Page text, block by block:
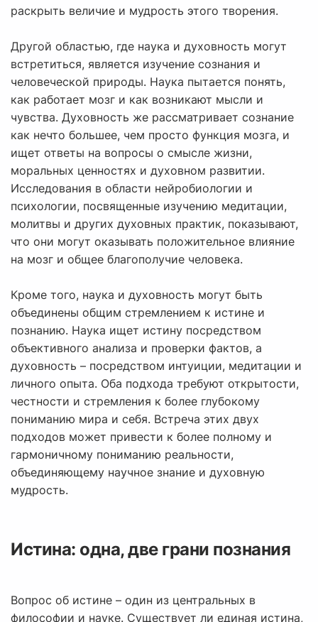
раскрыть величие и мудрость этого творения.
Другой областью, где наука и духовность могут
встретиться, является изучение сознания и
человеческой природы. Наука пытается понять,
как работает мозг и как возникают мысли и
чувства. Духовность же рассматривает сознание
как нечто большее, чем просто функция мозга, и
ищет ответы на вопросы о смысле жизни,
моральных ценностях и духовном развитии.
Исследования в области нейробиологии и
психологии, посвященные изучению медитации,
молитвы и других духовных практик, показывают,
что они могут оказывать положительное влияние
на мозг и общее благополучие человека.
Кроме того, наука и духовность могут быть
объединены общим стремлением к истине и
познанию. Наука ищет истину посредством
объективного анализа и проверки фактов, а
духовность – посредством интуиции, медитации и
личного опыта. Оба подхода требуют открытости,
честности и стремления к более глубокому
пониманию мира и себя. Встреча этих двух
подходов может привести к более полному и
гармоничному пониманию реальности,
объединяющему научное знание и духовную
мудрость.
Истина: одна, две грани познания
Вопрос об истине – один из центральных в
философии и науке. Существует ли единая истина,